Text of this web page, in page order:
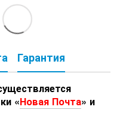
Гарантия
«Новая Почта» и